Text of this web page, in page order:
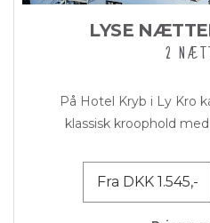
LYSE
2
På Hotel Kryb i Ly Kro
klassisk kroophold
Fra DKK 1.545,-